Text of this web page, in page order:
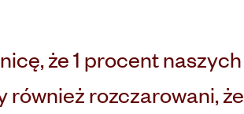
że 1 procent naszych
rozczarowani, że